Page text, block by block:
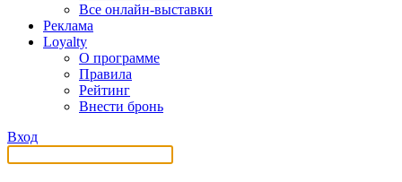
Все онлайн-выставки
Реклама
Loyalty
О программе
Правила
Рейтинг
Внести бронь
Вход